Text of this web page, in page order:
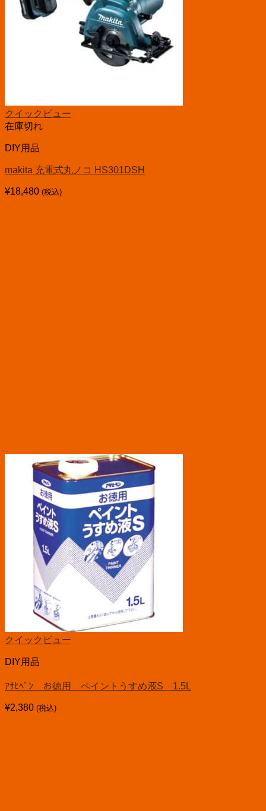
クイックビュー
在庫切れ
DIY用品
makita 充電式丸ノコ HS301DSH
¥18,480 (税込)
クイックビュー
DIY用品
ｱｻﾋﾍﾟﾝ お徳用 ペイントうすめ液S 1.5L
¥2,380 (税込)